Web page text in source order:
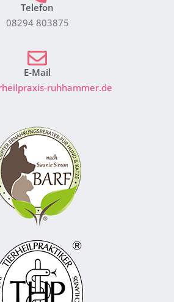
Telefon
08294 803875
E-Mail
ruhhammer.de